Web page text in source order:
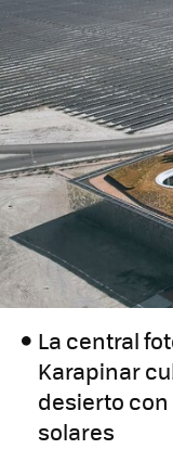
La central
Karapinar
desierto
solares